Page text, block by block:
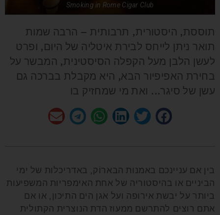
Smoking in Rome Cigar Club
תוססת, היסטורית, תרבותית – הרבה שמות
תואר ניתן לייחס לבירת איטליה של היום, ופרט
לעשן הלבן מעל הקפלה הסיסטינית, המבשר על
בחירת האפיפיור הבא, היא מקבלת בברכה גם
עשן של סיגר... ואת מי שמחזיק בו
בין אם עניינכם באמנות הבארוֹק, באדריכלות של ימי
הביניים או בהיסטוריה של אחת האימפריות המשפיעות
ביותר על יבשת אירופה ועל אגן הים התיכון, או אם
אתם רוצים להתרשם ממעוז הדת הנוצרית הקתולית